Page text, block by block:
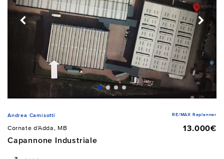
Andrea Camisotti RE/MAX Replanner
Cornate d'Adda, MB
13.000€
Capannone Industriale